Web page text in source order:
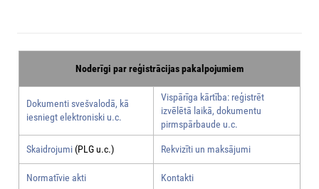
Noderīgi par reģistrācijas pakalpojumiem
Dokumenti svešvalodā, kā
iesniegt elektroniski u.c.
Vispārīga kārtība: reģistrēt
izvēlētā laikā, dokumentu
pirmspārbaude u.c.
Skaidrojumi(PLG u.c.) Rekvizīti un maksājumi
Normatīvie akti Kontakti